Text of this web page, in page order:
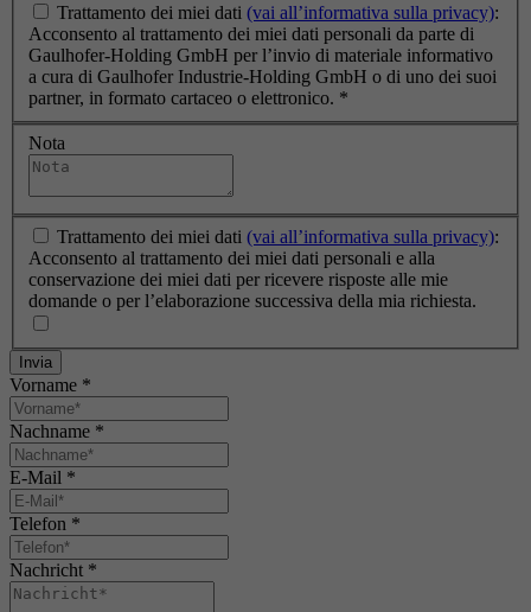
Trattamento dei miei dati (vai all’informativa sulla privacy):
Acconsento al trattamento dei miei dati personali da parte di
Gaulhofer-Holding GmbH per l’invio di materiale informativo
a cura di Gaulhofer Industrie-Holding GmbH o di uno dei suoi
partner, in formato cartaceo o elettronico. *
Nota
Trattamento dei miei dati (vai all’informativa sulla privacy):
Acconsento al trattamento dei miei dati personali e alla
conservazione dei miei dati per ricevere risposte alle mie
domande o per l’elaborazione successiva della mia richiesta.
Invia
Vorname *
Nachname *
E-Mail *
Telefon *
Nachricht *